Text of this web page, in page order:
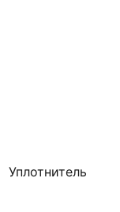
Уплотнитель